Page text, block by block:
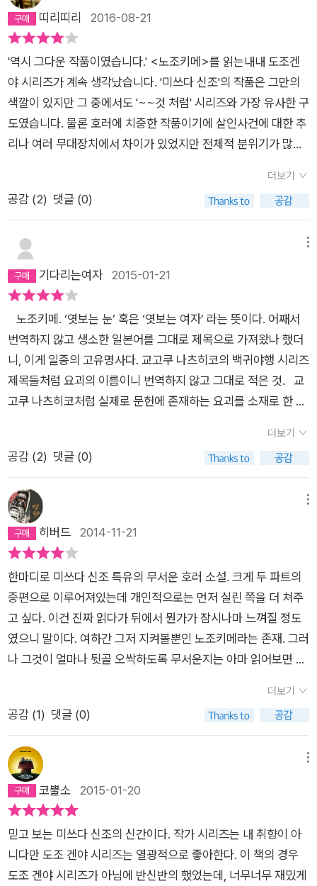
는 두 가지의 에피소드가 등장을 한다. 첫 번째는 방학 때 펜션에
아르바이트를 갔다가 ‘노조키메’의 저주에 걸린 ‘엿보는 저택의
를 알려주고 직접 가서 겪게 되는 ‘종말 저택의 흉사’이다. 재밌는
부분은 보통 과거에 이런 전승이나 괴이가 있다고 하면 현세대에
서 그것에 대한 비밀을 밝히는게 기본적인 흐름인데 [노조키메]
는 그 반대였다. 첫 번째 ‘엿보는 저택의 괴이’에서 펜션 관리자의
말을 무시하고 행동을 한 4명의 청년이 ‘노조키메’의 저주에 걸리
게 되면서 진행이 되고 끝인데, 두 번째 ‘종말 저택의 흉사’에서
‘노조키메’의 역사라고 해야되나 설명이 나오고 주인공이 발생원
‘미쓰다 신조’가 대단한 게 정말 자연스럽게 첫 번째 사건에서 일
어난 일을 두 번째 이야기로 왜 그렇게 되었는지 독자들을 이해하
게 만든다는 점이였다. 그리고 ‘종장’에 와서는 왜 그렇게 되었는
지 책 안의 작가가 분석을 해주는데 놀라움 그 자체였다. 아 이게
이렇게도 볼 수가 있구나 하면서! 그러면서도 일단 마지막은 독자
의 판단에 맡기는 듯이 끝나서 이걸 괴이가 있는 것으로 볼지 아
니면 그냥 사람이 벌인 일로 볼지 알아서 판단하게 한다.[노조키
메]를 읽으면서 딱 든 생각이 우리나라에 스위치로 정발이 된 게
임 [신 하야리가미 3]의 ‘틈새녀’가 생각이 났다. 괴이의 발생 원
이 든다는 부분은 똑같았다. 게임에선 재밌는 게 이 엿보는 느낌
때문에 집안의 틈새라는 틈새는 모두 테이프로 감고 그랬는데 결
국 자신의 입을 통해 ‘틈새녀’가 튀어나와 사람을 죽이게 된다. 그
에 비해 노조키메는 그 정도까진 아니였다. 진짜 단순히 계속해서
엿보다가 결국엔 사람이 미치던지 아니면 노조키메에 의해 죽게
되던지 둘 중 하나니깐. 여태 읽었던 ‘미쓰다 신조’의 작품은 미스
큰 작품이였다. 내가 ‘미쓰다 신조’의 작품을 좋아할 수 밖에 없는
이유는 호러와 미스터리를 비빔밥 마냥 서로가 너무 잘 어울리게
글을 쓴다는 점이다. 이번 [노조키메]도 그래서 대만족을 했다.
이제 다음 미쓰다 책은 도서관에서 빌린 [작자미상]의 다음 이야
기 [기관]인데 이 책도 너무 기대된다. 미쓰다 신조 정말 최고다
띠리띠리 2016-08-21
'역시 그다운 작품이였습니다.' <노조키메>를 읽는내내 도조겐
야 시리즈가 계속 생각났습니다. '미쓰다 신조'의 작품은 그만의
색깔이 있지만 그 중에서도 '~~것 처럼' 시리즈와 가장 유사한 구
도였습니다. 물론 호러에 치중한 작품이기에 살인사건에 대한 추
리나 여러 무대장치에서 차이가 있었지만 전체적 분위기가 많이
입니다.시기적으로 다른 이야기를 한 초점에 맞추어 서서히 맞추
어 가는 구조가 역시나 능력자 다운 면모를 보여주었습니다.갑자
대체로 영화보기 전 가급적 원작을 먼저 보려는 습성이 이번에도
적용되어 한시라도 바삐 책을 펼쳤습니다.그리고 '후회아닌 후회
와 재미'를 동시에 느꼈습니다.영화 예고편 때문인지 무시무시한
들어 실망도 들었지만, 다 읽고 나서 차분히 생각하고 보니..... 제
가 놓친것들을 주워담다 보니 다시 만족의 길로 들어섰네요.^^역
시나' 그답고 그만의 방식'이였으며 그가 전해주는 열린결말이 좋
았습니다.차근차근 이어가는 그의 설명도 납득과 함께 '미쓰다 신
조'의 민속학 관련 호러물에서는 단연코 최고였음을 새삼 다시 느
꼈습니다. 국내에서는 작가에 대한것이 많이 잘 알려져 궁금한것
은 딱히 없지만, 그의 작품이 출판사들끼리 경쟁하며 계속 내주길
더보기
공감 (2) 댓글 (0)
기다리는여자2015-01-21
노조키메. ‘엿보는 눈’ 혹은 ‘엿보는 여자’ 라는 뜻이다. 어째서
번역하지 않고 생소한 일본어를 그대로 제목으로 가져왔나 했더
니, 이게 일종의 고유명사다. 교고쿠 나츠히코의 백귀야행 시리즈
제목들처럼 요괴의 이름이니 번역하지 않고 그대로 적은 것. 교
고쿠 나츠히코처럼 실제로 문헌에 존재하는 요괴를 소재로 한 이
특한 면이 있다. 이 요괴는 대략 6~7세 여자아이의 모습을 하고
있다.(표지를 참고 하시라. 심지어 예쁘장하기까지 하다.) 특별히
틈이나 벽장 속에서, 오후에 그늘진 창문 아래에서, 도저히 사람
이 있을 수 없는 공간에서도 두 눈을 희번덕대며 지켜보는 것이
다. 그게 무슨 공포의 소재가 될 수 있느냐고 의문을 갖는 사람도
받은 사람은 사고를 당하거나 죽게 된다는 규칙이 있다. 지역성이
강한 요괴로 몇 가지 금기사항만 따른다면 문제될 것이 없으나,
한번 씌이게 되면 답이 없다. 끈질긴 시선에 시달리다가 결국엔
죽게 된다. 뭐 그런 설정이고, 이야기는 이렇다. 편집자 시절 공
포물 기획에 뛰어난 능력을 발휘했던 미쓰다 신조는 그쪽 세계에
대한 무한한 관심으로 기담과 괴담을 여럿 수집해 놓았는데, 이는
작가로 전업한 이후에 요긴한 소재가 되었다. 이때 수집한 괴담이
터리의 장르적 융합이라는 목표를 위해 자료를 모으던 시절, 빙의
물 신앙에 대해 취재를 하다가 얻은 원고가 두 번째 - 종말저택의
흉사. 이 두 원고가 묘하게 연결된다고 느낀 미쓰다 신조는 두 원
고를 묶어 한권의 책으로 출판해 내는데 그것이 바로 『노조키메』
다. 첫 번째 이야기인 ‘엿보는 저택의 괴이’는 전형적인 괴담의
플롯을 따른다. 젊은 남녀가 아르바이트로 외딴 리조트에 머물게
되었는데, 관리인이 신신당부한 금기를 어기고 괴이를 맞닥뜨리
더보기
공감 (2) 댓글 (0)
히버드 2014-11-21
한마디로 미쓰다 신조 특유의 무서운 호러 소설. 크게 두 파트의
중편으로 이루어져있는데 개인적으로는 먼저 실린 쪽을 더 쳐주
고 싶다. 이건 진짜 읽다가 뒤에서 뭔가가 잠시나마 느껴질 정도
였으니 말이다. 여하간 그저 지켜볼뿐인 노조키메라는 존재. 그러
나 그것이 얼마나 뒷골 오싹하도록 무서운지는 아마 읽어보면 알
고 했는데 그 순서가 마음에 안들어서...오늘 14번째가 되자 쓰는
셈...!! 여하간 후속작으로 갈수록 더욱 세련되어가는 공포에 점수
를 잘 주고 싶다.
더보기
공감 (1) 댓글 (0)
코뿔소 2015-01-20
믿고 보는 미쓰다 신조의 신간이다. 작가 시리즈는 내 취향이 아
니다만 도조 겐야 시리즈는 열광적으로 좋아한다. 이 책의 경우
도조 겐야 시리즈가 아님에 반신반의 했었는데, 너무너무 재밌게